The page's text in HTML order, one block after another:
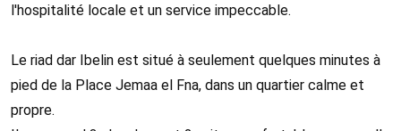
l'hospitalité locale et un service impeccable.
Le riad dar Ibelin est situé à seulement quelques minutes à
pied de la Place Jemaa el Fna, dans un quartier calme et
propre.